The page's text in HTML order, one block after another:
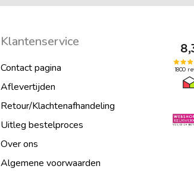
Klantenservice
Contact pagina
Aflevertijden
Retour/Klachtenafhandeling
Uitleg bestelproces
Over ons
Algemene voorwaarden